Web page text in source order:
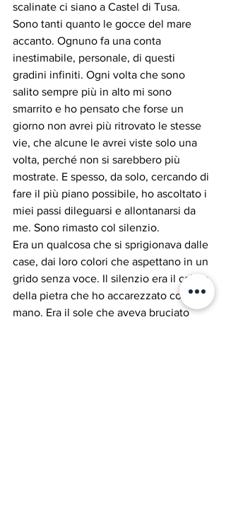
scalinate ci siano a Castel di Tusa.
Sono tanti quanto le gocce del mare
accanto. Ognuno fa una conta
inestimabile, personale, di questi
gradini infiniti. Ogni volta che sono
salito sempre più in alto mi sono
smarrito e ho pensato che forse un
giorno non avrei più ritrovato le stesse
vie, che alcune le avrei viste solo una
volta, perché non si sarebbero più
mostrate. E spesso, da solo, cercando di
fare il più piano possibile, ho ascoltato i
miei passi dileguarsi e allontanarsi da
me. Sono rimasto col silenzio.
Era un qualcosa che si sprigionava dalle
case, dai loro colori che aspettano in un
grido senza voce. Il silenzio era il calore
della pietra che ho accarezzato con la
mano. Era il sole che aveva bruciato